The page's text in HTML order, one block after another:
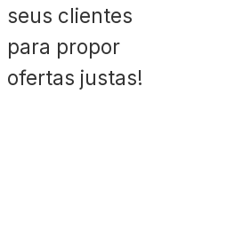
seus clientes
para propor
ofertas justas!